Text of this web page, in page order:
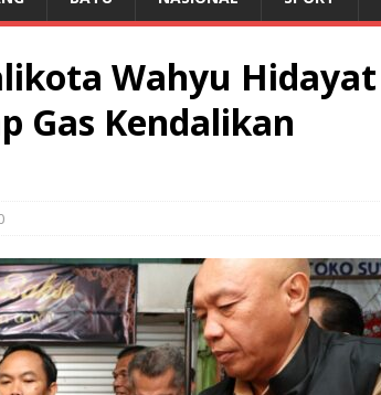
Wahyu Hidayat
Gas Kendalikan